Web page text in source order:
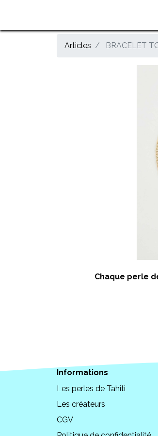
Articles BRACELET
Chaque perle
Informations
Les perles de Tahiti
Les créateurs
CGV